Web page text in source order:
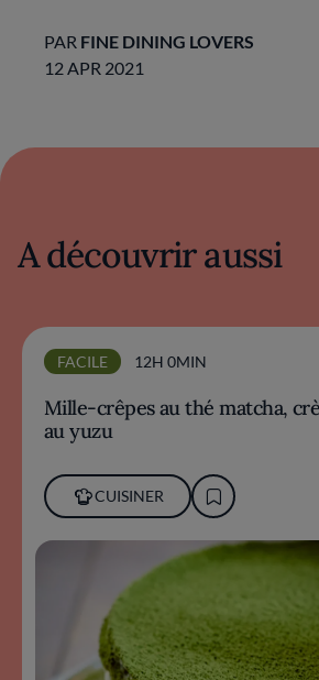
PAR FINE DINING LOVERS
12 APR 2021
A découvrir aussi
FACILE 12H 0MIN
Mille-crêpes au thé matcha,
au yuzu
CUISINER